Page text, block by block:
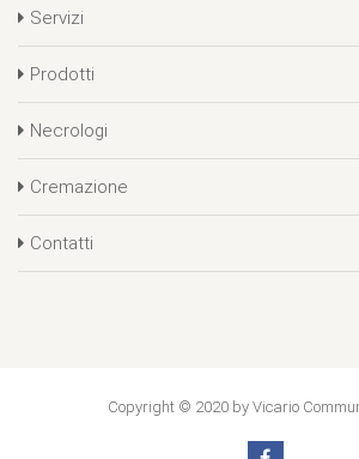
Servizi
Prodotti
Necrologi
Cremazione
Contatti
Copyright © 2020 by Vicario